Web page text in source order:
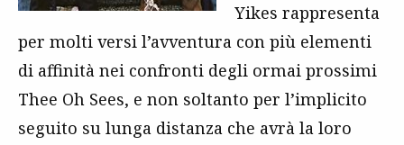
Yikes rappresenta
per molti versi l’avventura con più elementi
di affinità nei confronti degli ormai prossimi
Thee Oh Sees, e non soltanto per l’implicito
seguito su lunga distanza che avrà la loro